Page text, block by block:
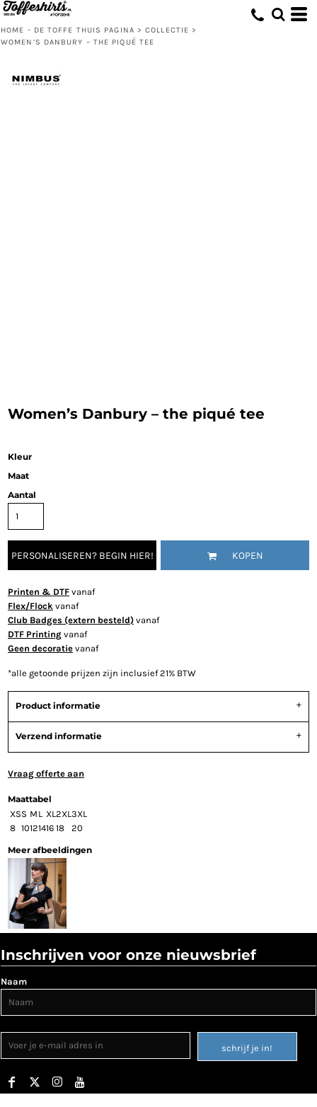
HOME - DE TOFFE THUIS PAGINA > COLLECTIE >
WOMEN’S DANBURY – THE PIQUÉ TEE
Women’s Danbury – the piqué tee
Kleur
Maat
Aantal
PERSONALISEREN? BEGIN HIER! KOPEN
Printen & DTF vanaf
Flex/Flock vanaf
Club Badges (extern besteld) vanaf
DTF Printing vanaf
Geen decoratie vanaf
*alle getoonde prijzen zijn inclusief 21% BTW
Product informatie
Verzend informatie
Vraag offerte aan
Maattabel
XSS M L XL2XL3XL
8 10121416 18 20
Meer afbeeldingen
Inschrijven voor onze nieuwsbrief
Naam
schrijf je in!